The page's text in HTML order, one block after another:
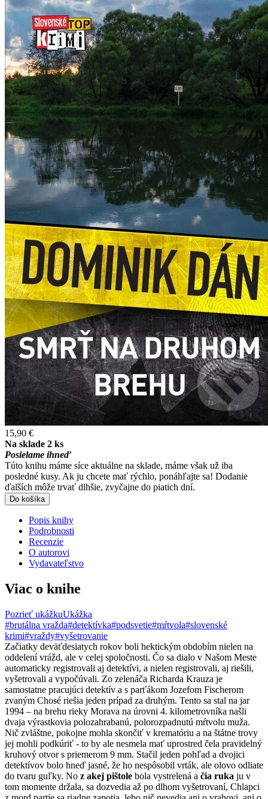
15,90 €
Na sklade 2 ks
Posielame ihneď
Túto knihu máme síce aktuálne na sklade, máme však už iba
posledné kusy. Ak ju chcete mať rýchlo, ponáhľajte sa! Dodanie
ďalších môže trvať dlhšie, zvyčajne do piatich dní.
Do košíka
Popis knihy
Podrobnosti
Recenzie
O autorovi
Vydavateľstvo
Viac o knihe
Pozrieť ukážkuUkážka
#brutálna vražda#detektívka#podsvetie#mŕtvola#slovenské
krimi#vraždy#vyšetrovanie
Začiatky deväťdesiatych rokov boli hektickým obdobím nielen na
oddelení vrážd, ale v celej spoločnosti. Čo sa dialo v Našom Meste
automaticky registrovali aj detektívi, a nielen registrovali, aj riešili,
vyšetrovali a vypočúvali. Zo zelenáča Richarda Krauza je
samostatne pracujúci detektív a s parťákom Jozefom Fischerom
zvaným Chosé riešia jeden prípad za druhým. Tento sa stal na jar
1994 ‒ na brehu rieky Morava na úrovni 4. kilometrovníka našli
dvaja výrastkovia polozahrabanú, polorozpadnutú mŕtvolu muža.
Nič zvláštne, pokojne mohla skončiť v krematóriu a na štátne trovy
jej mohli podkúriť - to by ale nesmela mať uprostred čela pravidelný
kruhový otvor s priemerom 9 mm. Stačil jeden pohľad a dvojici
detektívov bolo hneď jasné, že ho nespôsobil vrták, ale olovo odliate
do tvaru guľky. No z akej pištole bola vystrelená a čia ruka ju v
tom momente držala, sa dozvedia až po dlhom vyšetrovaní, Chlapci